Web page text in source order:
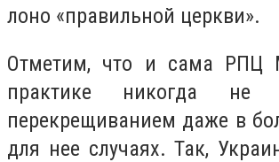
лоно «правильной церкви».
Отметим, что и сама РПЦ
практике никогда не
перекрещиванием даже в
для нее случаях. Так,